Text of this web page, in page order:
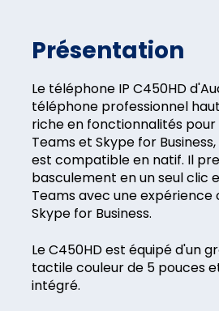
Présentation
Le téléphone IP C450HD
téléphone professionnel
riche en fonctionnalités
Teams et Skype for
est compatible en natif​. Il
basculement en un seul clic
Teams avec une
Skype for Business.
Le C450HD est équipé d'un
tactile couleur de 5 pouces
intégré.